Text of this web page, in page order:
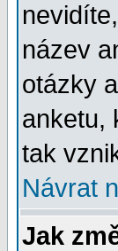
název
otázky
anketu,
tak
Návrat
Jak